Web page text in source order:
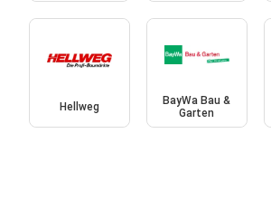
Hellweg
BayWa Bau &
Garten